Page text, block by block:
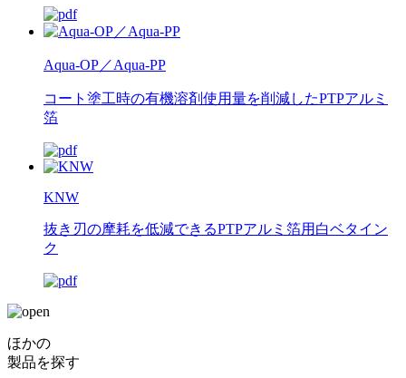
Aqua-OP／Aqua-PP
コート塗工時の有機溶剤使用量を削減したPTPアルミ
箔
KNW
抜き刃の摩耗を低減できるPTPアルミ箔用白ベタイン
ク
ほかの
製品を探す